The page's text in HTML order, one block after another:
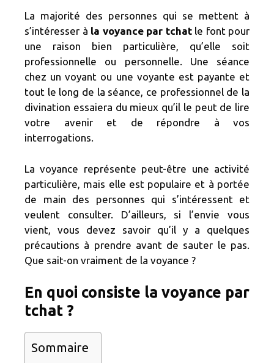
La majorité des personnes qui se mettent à
s’intéresser à la voyance par tchat le font pour
une raison bien particulière, qu’elle soit
professionnelle ou personnelle. Une séance
chez un voyant ou une voyante est payante et
tout le long de la séance, ce professionnel de la
divination essaiera du mieux qu’il le peut de lire
votre avenir et de répondre à vos
interrogations.
La voyance représente peut-être une activité
particulière, mais elle est populaire et à portée
de main des personnes qui s’intéressent et
veulent consulter. D’ailleurs, si l’envie vous
vient, vous devez savoir qu’il y a quelques
précautions à prendre avant de sauter le pas.
Que sait-on vraiment de la voyance ?
En quoi consiste la voyance par
tchat ?
Sommaire